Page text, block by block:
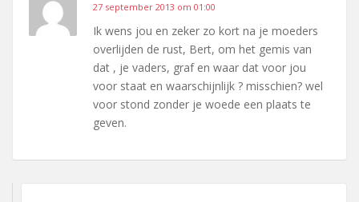
27 september 2013 om 01:00
Ik wens jou en zeker zo kort na je moeders
overlijden de rust, Bert, om het gemis van
dat , je vaders, graf en waar dat voor jou
voor staat en waarschijnlijk ? misschien? wel
voor stond zonder je woede een plaats te
geven.